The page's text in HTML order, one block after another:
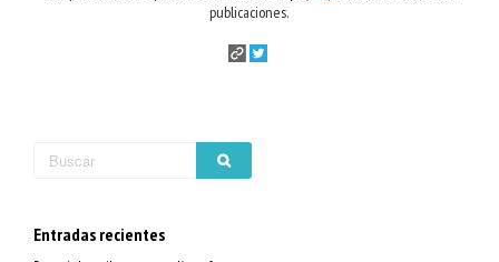
publicaciones.
Entradas recientes